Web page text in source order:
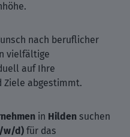
nach beruflicher
vielfältige
auf Ihre
Ziele abgestimmt.
in Hilden suchen
w/d) für das